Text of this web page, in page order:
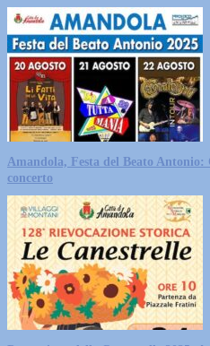
Amandola, Festa del Beato Antonio:
concerto